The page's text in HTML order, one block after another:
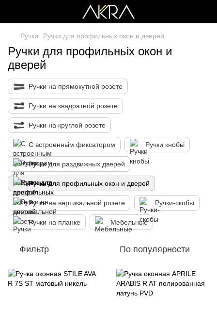
Ручки Ручки для профильньіх окон и дверей
Ручки для профильньіх окон и
дверей
Ручки на прямокутной розете
Ручки на квадратной розете
Ручки на круглой розете
С встроенньім фиксатором Ручки кнобьі
Ручки для раздвижных дверей
Ручки для профильньіх окон и дверей
Ручки на вертикальной розете Ручки-скобы
Ручки на планке Мебельньіе
Фильтр По популярности